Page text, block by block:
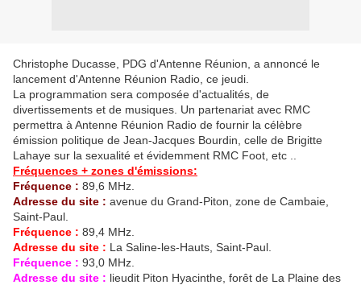
Christophe Ducasse, PDG d'Antenne Réunion, a annoncé le
lancement d'Antenne Réunion Radio, ce jeudi.
La programmation sera composée d'actualités, de
divertissements et de musiques. Un partenariat avec RMC
permettra à Antenne Réunion Radio de fournir la célèbre
émission politique de Jean-Jacques Bourdin, celle de Brigitte
Lahaye sur la sexualité et évidemment RMC Foot, etc
Fréquences + zones d'émissions:
Fréquence : 89,6 MHz.
Adresse du site : avenue du Grand-Piton, zone de Cambaie,
Saint-Paul.
Fréquence : 89,4 MHz.
Adresse du site : La Saline-les-Hauts, Saint-Paul.
Fréquence : 93,0 MHz.
Adresse du site : lieudit Piton Hyacinthe, forêt de La Plaine des